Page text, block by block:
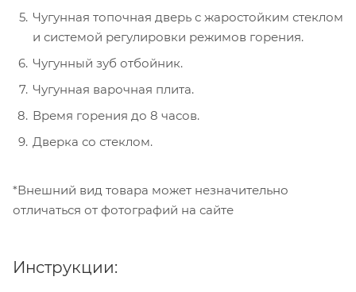
Чугунная топочная дверь с жаростойким стеклом
и системой регулировки режимов горения.
Чугунный зуб отбойник.
Чугунная варочная плита.
Время горения до 8 часов.
Дверка со стеклом.
*Внешний вид товара может незначительно
отличаться от фотографий на сайте
Инструкции: